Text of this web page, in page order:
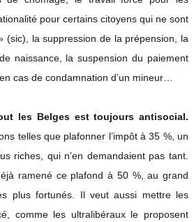
pour certains citoyens qui ne sont
(sic), la suppression de la prépension, la
naissance, la suspension du paiement
cas de condamnation d’un mineur…
les Belges est toujours antisocial.
telles que plafonner l’impôt à 35 %, un
riches, qui n’en demandaient pas tant.
ramené ce plafond à 50 %, au grand
plus fortunés. Il veut aussi mettre les
comme les ultralibéraux le proposent